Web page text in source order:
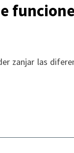
zanjar las